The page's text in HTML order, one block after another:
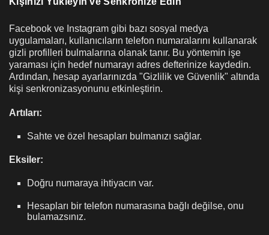
Facebook ve Instagram gibi bazı sosyal medya
uygulamaları, kullanıcıların telefon numaralarını kullanarak
gizli profilleri bulmalarına olanak tanır. Bu yöntemin işe
yaraması için hedef numarayı adres defterinize kaydedin.
Ardından, hesap ayarlarınızda "Gizlilik ve Güvenlik" altında
kişi senkronizasyonunu etkinleştirin.
Artıları:
Sahte ve özel hesapları bulmanızı sağlar.
Eksiler:
Doğru numaraya ihtiyacın var.
Hesapları bir telefon numarasına bağlı değilse, onu
bulamazsınız.